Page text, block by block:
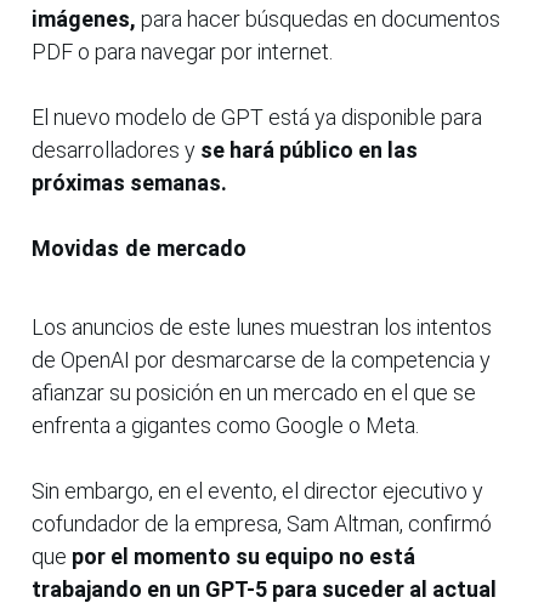
imágenes, para hacer búsquedas en documentos
PDF o para navegar por internet.
El nuevo modelo de GPT está ya disponible para
desarrolladores y se hará público en las
próximas semanas.
Movidas de mercado
Los anuncios de este lunes muestran los intentos
de OpenAI por desmarcarse de la competencia y
afianzar su posición en un mercado en el que se
enfrenta a gigantes como Google o Meta.
Sin embargo, en el evento, el director ejecutivo y
cofundador de la empresa, Sam Altman, confirmó
que por el momento su equipo no está
trabajando en un GPT-5 para suceder al actual